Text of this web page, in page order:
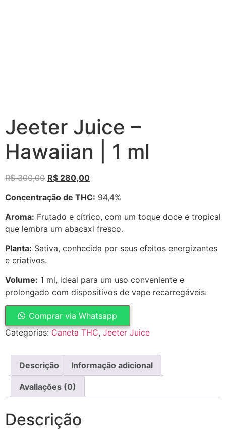
Jeeter Juice –
Hawaiian | 1 ml
R$300,00 R$ 280,00
Concentração de THC: 94,4%
Aroma: Frutado e cítrico, com um toque doce e tropical
que lembra um abacaxi fresco.
Planta: Sativa, conhecida por seus efeitos energizantes
e criativos.
Volume: 1 ml, ideal para um uso conveniente e
prolongado com dispositivos de vape recarregáveis.
Comprar via Whatsapp
Categorias:Caneta THC,Jeeter Juice
Descrição Informação adicional
Avaliações (0)
Descrição